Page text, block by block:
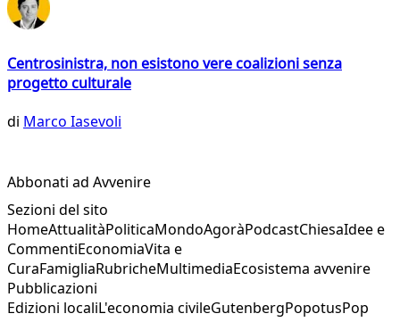
Centrosinistra, non esistono vere coalizioni senza
progetto culturale
di Marco Iasevoli
Abbonati ad Avvenire
Sezioni del sito
HomeAttualitàPoliticaMondoAgoràPodcastChiesaIdee e
CommentiEconomiaVita e
CuraFamigliaRubricheMultimediaEcosistema avvenire
Pubblicazioni
Edizioni localiL'economia civileGutenbergPopotusPop